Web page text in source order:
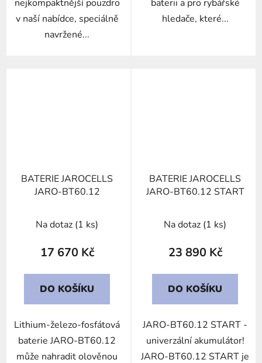
nejkompaktnější pouzdro
v naší nabídce, speciálně
navržené...
baterii a pro rybářské
hledače, které...
BATERIE JAROCELLS
JARO-BT60.12
Na dotaz (1 ks)
17 670 Kč
DO KOŠÍKU
Lithium-železo-fosfátová
baterie JARO-BT60.12
může nahradit olověnou
BATERIE JAROCELLS
JARO-BT60.12 START
Na dotaz (1 ks)
23 890 Kč
DO KOŠÍKU
JARO-BT60.12 START -
univerzální akumulátor!
JARO-BT60.12 START je